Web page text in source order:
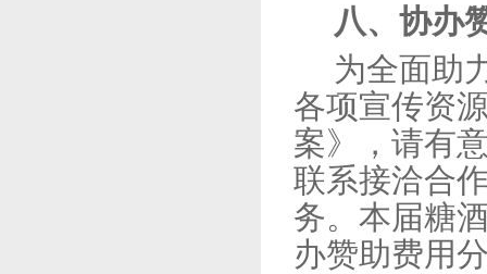
八、协办
为全面助
各项宣传资
案》，请有
联系接洽合
务。本届糖
办赞助费用